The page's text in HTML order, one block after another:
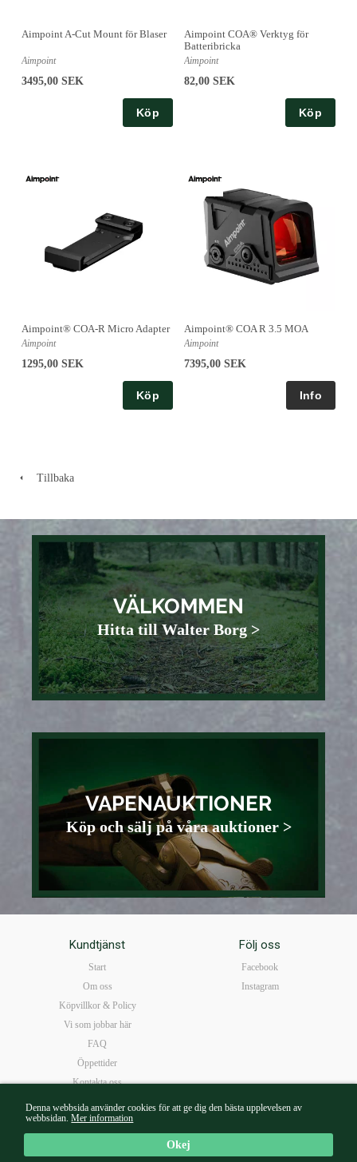
Okej
Denna webbsida använder cookies för att ge dig den bästa upplevelsen av
webbsidan.Mer information
Aimpoint A-Cut Mount för Blaser
Aimpoint
3495,00 SEK
Köp
Aimpoint COA® Verktyg för
Batteribricka
Aimpoint
82,00 SEK
Köp
Aimpoint® COA-R Micro Adapter
Aimpoint
1295,00 SEK
Köp
Aimpoint® COA R 3.5 MOA
Aimpoint
7395,00 SEK
Tillbaka
VÄLKOMMEN
Hitta till Walter Borg >
VAPENAUKTIONER
Köp och sälj på våra auktioner >
Kundtjänst
Start
Om oss
Köpvillkor & Policy
Vi som jobbar här
FAQ
Öppettider
Kontakta oss
Följ oss
Facebook
Instagram
Mån-Fre10-18 I Lör 10-16